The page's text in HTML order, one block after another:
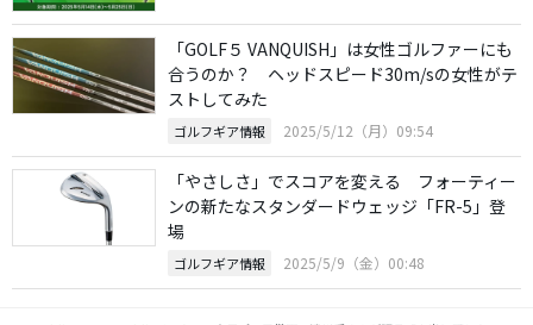
「GOLF５ VANQUISH」は女性ゴルファーにも
合うのか？ ヘッドスピード30m/sの女性がテ
ストしてみた
ゴルフギア情報 2025/5/12（月）09:54
「やさしさ」でスコアを変える フォーティー
ンの新たなスタンダードウェッジ「FR-5」登
場
ゴルフギア情報 2025/5/9（金）00:48